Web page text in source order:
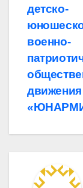
детско-
военно-
движения